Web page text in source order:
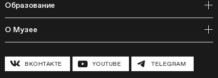
Библиотека
Издательская программа
Мастерские
Полевые исследования
Инклюзивные программы
Конференции
Образование
Курсы
Циклы лекций
О Музее
Павильон «Шестигранник»
Хроника Музея «Гараж»
ВКОНТАКТЕ YOUTUBE TELEGRAM